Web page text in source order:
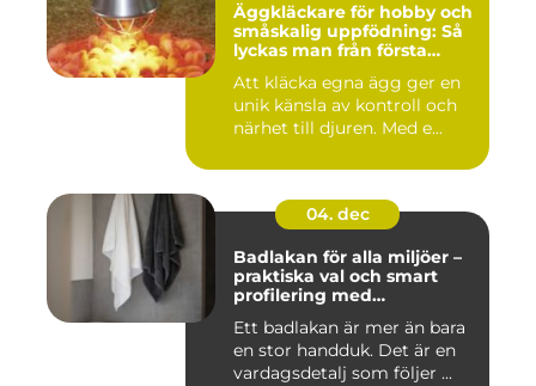
Äggkläckare för hobby och
småskalig uppfödning: Så
lyckas man från första
Att kläcka egna ägg ger en
unik känsla av kontroll och
närhet till djuren. Med e...
04. dec
Badlakan för alla miljöer –
praktiska val och smart
profilering med
Ett badlakan är mer än bara
en stor handduk. Det är en
vardagsdetalj som följer ...